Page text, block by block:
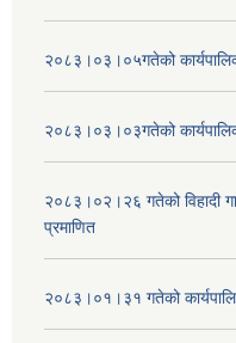
२०८३।०३।०५गतेको
२०८३।०३।०३गतेको
२०८३।०२।२६ गतेको विहादी
प्रमाणित
२०८३।०१।३१ गतेको